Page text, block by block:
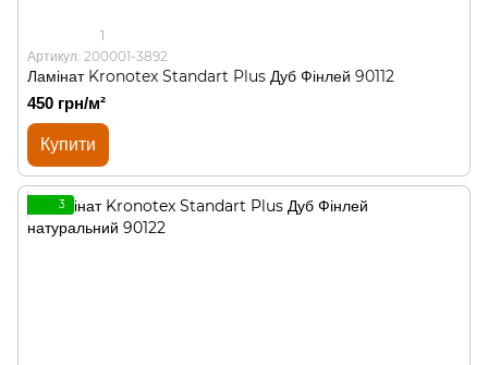
1
Артикул: 200001-3892
Ламінат Kronotex Standart Plus Дуб Фінлей 90112
450 грн/м²
Купити
3